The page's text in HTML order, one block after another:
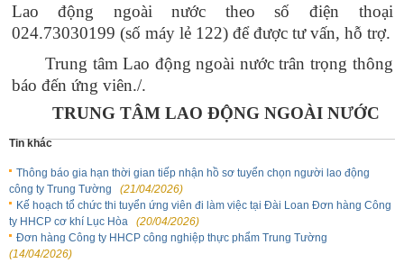
Lao động ngoài nước theo số điện thoại
024.73030199 (số máy lẻ 122) để được tư vấn, hỗ trợ.
Trung tâm Lao động ngoài nước trân trọng thông
báo đến ứng viên./.
TRUNG TÂM LAO ĐỘNG NGOÀI NƯỚC
Tin khác
Thông báo gia hạn thời gian tiếp nhận hồ sơ tuyển chọn người lao động
công ty Trung Tường
(21/04/2026)
Kế hoạch tổ chức thi tuyển ứng viên đi làm việc tại Đài Loan Đơn hàng Công
ty HHCP cơ khí Lục Hòa
(20/04/2026)
Đơn hàng Công ty HHCP công nghiệp thực phẩm Trung Tường
(14/04/2026)